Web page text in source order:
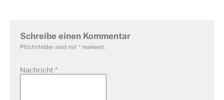
Schreibe einen Kommentar
Pflichtfelder sind mit * markiert.
Nachricht *